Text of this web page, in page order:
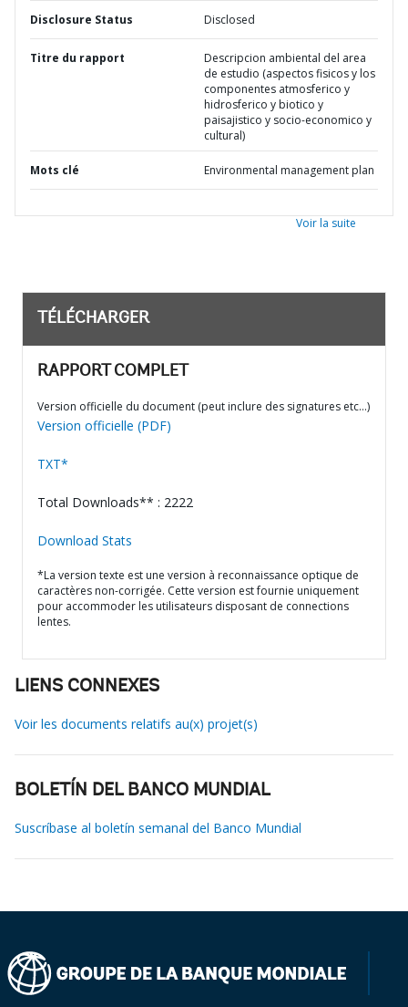
Disclosure Status Disclosed
Titre du rapport
Descripcion ambiental del area
de estudio (aspectos fisicos y los
componentes atmosferico y
hidrosferico y biotico y
paisajistico y socio-economico y
cultural)
Mots clé Environmental management plan
Voir la suite
TÉLÉCHARGER
RAPPORT COMPLET
Version officielle du document (peut inclure des signatures etc…)
Version officielle (PDF)
TXT*
Total Downloads** : 2222
Download Stats
*La version texte est une version à reconnaissance optique de
caractères non-corrigée. Cette version est fournie uniquement
pour accommoder les utilisateurs disposant de connections
lentes.
LIENS CONNEXES
Voir les documents relatifs au(x) projet(s)
BOLETÍN DEL BANCO MUNDIAL
Suscríbase al boletín semanal del Banco Mundial